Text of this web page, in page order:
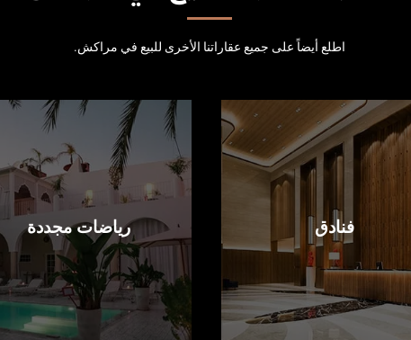
اطلع أيضاً على جميع عقاراتنا الأخرى للبيع في مراكش.
فنادق رياضات مجددة